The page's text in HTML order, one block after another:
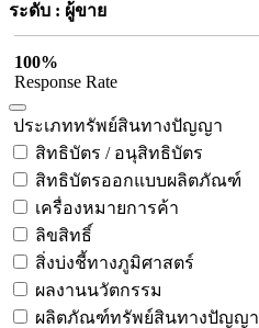
ระดับ : ผู้ขาย
100%
Response Rate
ประเภททรัพย์สินทางปัญญา
สิทธิบัตร / อนุสิทธิบัตร
สิทธิบัตรออกแบบผลิตภัณฑ์
เครื่องหมายการค้า
ลิขสิทธิ์
สิ่งบ่งชี้ทางภูมิศาสตร์
ผลงานนวัตกรรม
ผลิตภัณฑ์ทรัพย์สินทางปัญญา